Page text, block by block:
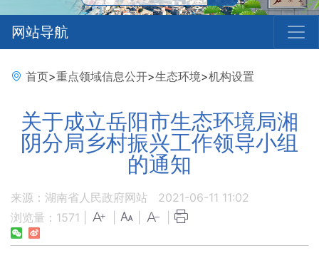
网站导航
首页>重点领域信息公开>生态环境>机构设置
关于成立岳阳市生态环境局湘
阴分局乡村振兴工作领导小组
的通知
来源：湖南省人民政府网站
2021-06-11 11:02
浏览量： 1571